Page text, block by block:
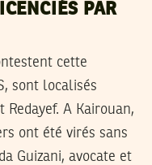
PAR
cette
sont localisés
A Kairouan,
ont été virés sans
Guizani, avocate et